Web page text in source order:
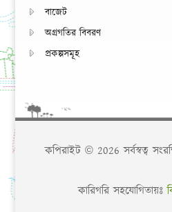
বাজেট
অগ্রগতির বিবরণ
প্রকল্পসমূহ
কপিরাইট © 2026 সর্বস্বত্ব
কারিগরি সহযোগিতায়ঃ